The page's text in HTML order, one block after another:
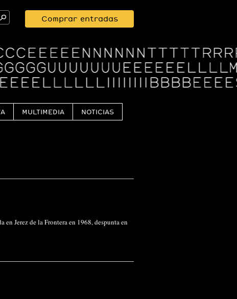
Comprar entradas
MULTIMEDIA NOTICIAS
en Jerez de la Frontera en 1968, despunta en